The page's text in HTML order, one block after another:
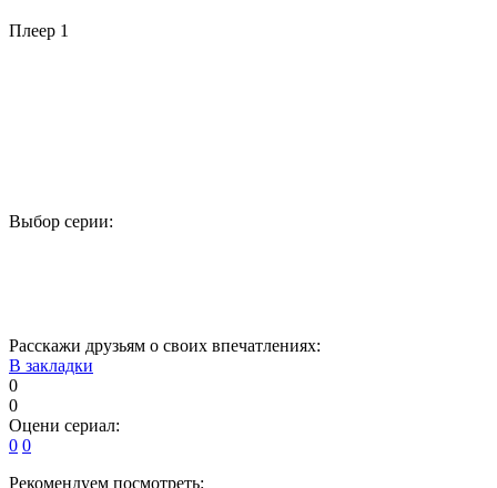
Плеер 1
Выбор серии:
Расскажи друзьям о своих впечатлениях:
В закладки
0
0
Оцени сериал:
0 0
Рекомендуем посмотреть: